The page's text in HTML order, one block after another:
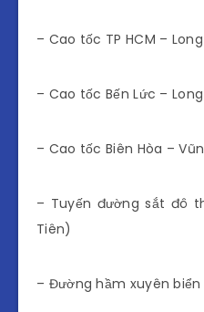
– Cao tốc TP HCM –
– Cao tốc Bến Lức –
– Cao tốc Biên Hòa –
– Tuyến đường sắt đô
Tiên)
– Đường hầm xuyên biển